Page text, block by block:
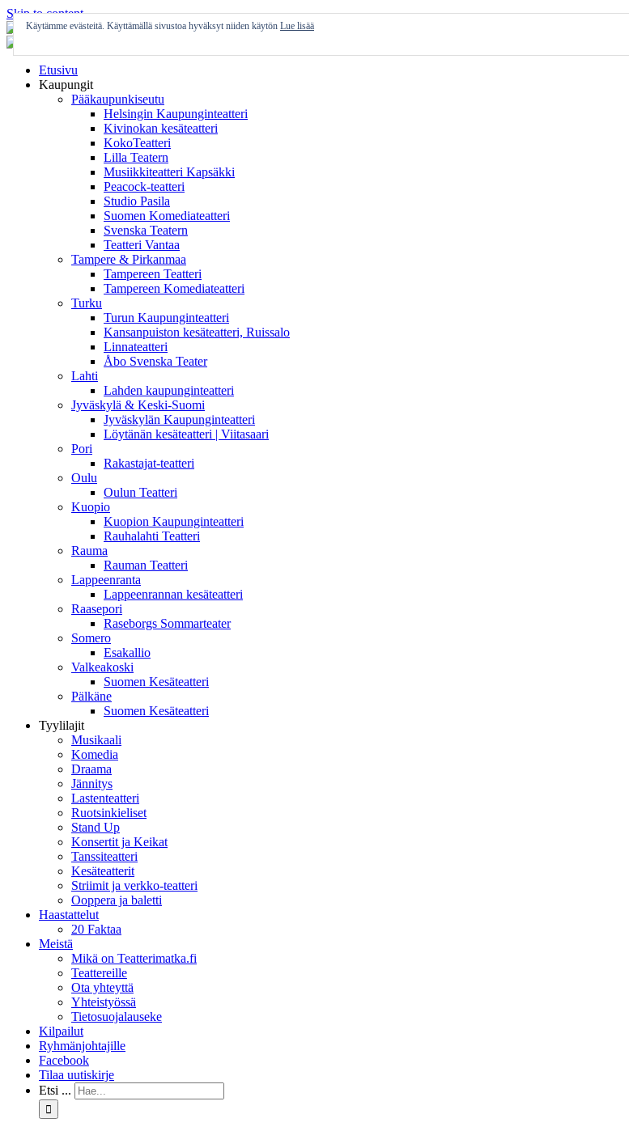
Skip to content
Etusivu
Kaupungit
Pääkaupunkiseutu
Helsingin Kaupunginteatteri
Kivinokan kesäteatteri
KokoTeatteri
Lilla Teatern
Musiikkiteatteri Kapsäkki
Peacock-teatteri
Studio Pasila
Suomen Komediateatteri
Svenska Teatern
Teatteri Vantaa
Tampere & Pirkanmaa
Tampereen Teatteri
Tampereen Komediateatteri
Turku
Turun Kaupunginteatteri
Kansanpuiston kesäteatteri, Ruissalo
Linnateatteri
Åbo Svenska Teater
Lahti
Lahden kaupunginteatteri
Jyväskylä & Keski-Suomi
Jyväskylän Kaupunginteatteri
Löytänän kesäteatteri | Viitasaari
Pori
Rakastajat-teatteri
Oulu
Oulun Teatteri
Kuopio
Kuopion Kaupunginteatteri
Rauhalahti Teatteri
Rauma
Rauman Teatteri
Lappeenranta
Lappeenrannan kesäteatteri
Raasepori
Raseborgs Sommarteater
Somero
Esakallio
Valkeakoski
Suomen Kesäteatteri
Pälkäne
Suomen Kesäteatteri
Tyylilajit
Musikaali
Komedia
Draama
Jännitys
Lastenteatteri
Ruotsinkieliset
Stand Up
Konsertit ja Keikat
Tanssiteatteri
Kesäteatterit
Striimit ja verkko-teatteri
Ooppera ja baletti
Haastattelut
20 Faktaa
Meistä
Mikä on Teatterimatka.fi
Teattereille
Ota yhteyttä
Yhteistyössä
Tietosuojalauseke
Kilpailut
Ryhmänjohtajille
Facebook
Tilaa uutiskirje
Etsi ...
Käytämme evästeitä. Käyttämällä sivustoa hyväksyt niiden käytön Lue lisää